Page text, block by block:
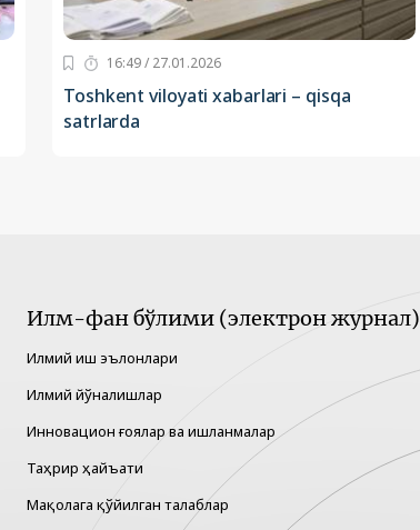
16:49 / 27.01.2026
Toshkent viloyati xabarlari – qisqa
satrlarda
Илм-фан бўлими (электрон журнал)
Илмий иш эълонлари
Илмий йўналишлар
Инновацион ғоялар ва ишланмалар
Таҳрир ҳайъати
Мақолага қўйилган талаблар